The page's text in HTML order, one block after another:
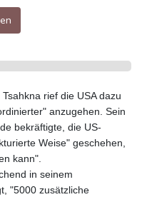
rief die USA dazu
anzugehen. Sein
bekräftigte, die US-
Weise" geschehen,
kann".
in seinem
"5000 zusätzliche